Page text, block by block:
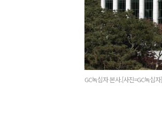
GC녹십자 본사.[사진=GC녹십자]